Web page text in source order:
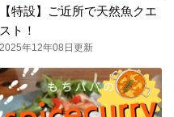
【特設】ご近所で天然魚クエ
スト！
2025年12年08日更新